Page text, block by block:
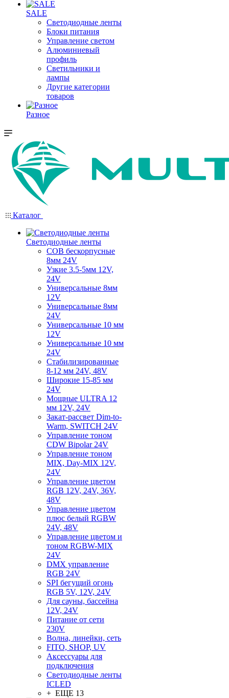
SALE
Светодиодные ленты
Блоки питания
Управление светом
Алюминиевый
профиль
Светильники и
лампы
Другие категории
товаров
Разное
Каталог
Светодиодные ленты
COB бескорпусные
8мм 24V
Узкие 3.5-5мм 12V,
24V
Универсальные 8мм
12V
Универсальные 8мм
24V
Универсальные 10 мм
12V
Универсальные 10 мм
24V
Стабилизированные
8-12 мм 24V, 48V
Широкие 15-85 мм
24V
Мощные ULTRA 12
мм 12V, 24V
Закат-рассвет Dim-to-
Warm, SWITCH 24V
Управление тоном
CDW Bipolar 24V
Управление тоном
MIX, Day-MIX 12V,
24V
Управление цветом
RGB 12V, 24V, 36V,
48V
Управление цветом
плюс белый RGBW
24V, 48V
Управление цветом и
тоном RGBW-MIX
24V
DMX управление
RGB 24V
SPI бегущий огонь
RGB 5V, 12V, 24V
Для сауны, бассейна
12V, 24V
Питание от сети
230V
Волна, линейки, сеть
FITO, SHOP, UV
Аксессуары для
подключения
Светодиодные ленты
ICLED
+ ЕЩЕ 13